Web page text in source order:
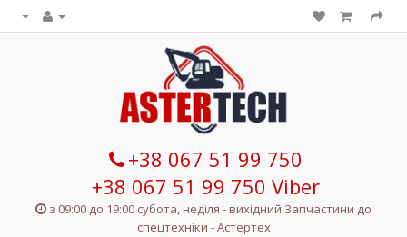
+38 067 51 99 750
+38 067 51 99 750 Viber
з 09:00 до 19:00 субота, неділя - вихідний Запчастини до
спецтехніки - Астертех